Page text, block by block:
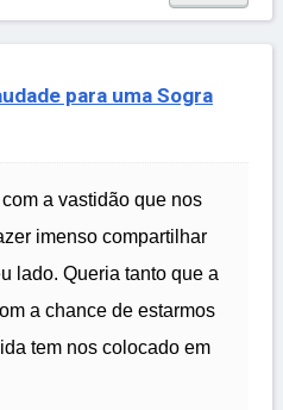
para uma Sogra
a vastidão que nos
imenso compartilhar
lado. Queria tanto que a
a chance de estarmos
tem nos colocado em